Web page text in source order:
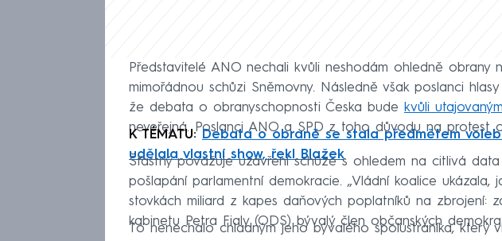
Představitelé ANO nechali kvůli neshodám ohledně obrany
mimořádnou schůzi Sněmovny. Následně však poslanci
že debata o obranyschopnosti Česka bude kvůli
neveřejná. Poslanci ANO a SPD z toho důvodu na protest
K TÉMATU: Debata o obraně se stala předmětem
udělala vlastní show, řekl Blažek
Šťastný považuje uzavření schůze s ohledem na citlivá
pošlapání parlamentní demokracie. „Vládní koalice
stovkách miliard z kapes daňových poplatníků na zbrojení:
kabinetu Petra Fialy (ODS) bývalý člen občanských
To nenechalo chladným jeho bývalého spolustraníka, který